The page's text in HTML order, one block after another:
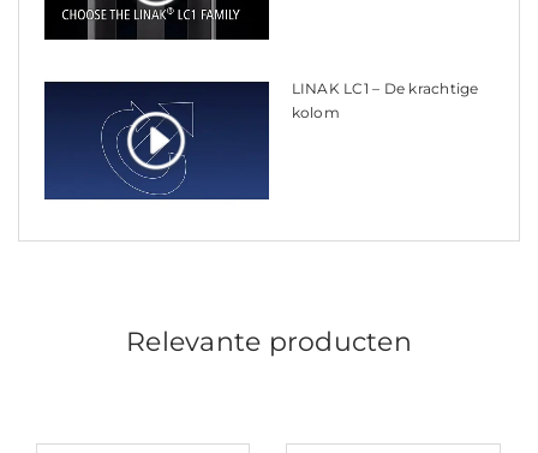
LINAK LC1 – De krachtige
kolom
Relevante producten